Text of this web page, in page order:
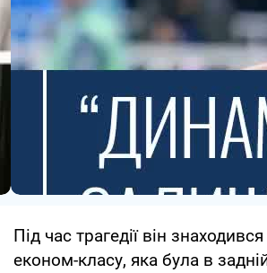
Під час трагедії він знаходився
економ-класу, яка була в